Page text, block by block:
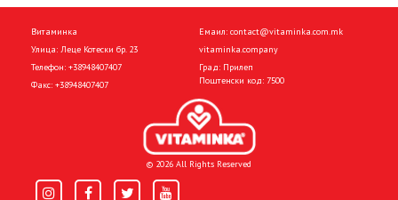
Витаминка
Улица: Леце Котески бр. 23
Телефон: +38948407407
Факс: +38948407407
Емаил: contact@vitaminka.com.mk
vitaminka.company
Град: Прилеп
Поштенски код: 7500
© 2026 All Rights Reserved